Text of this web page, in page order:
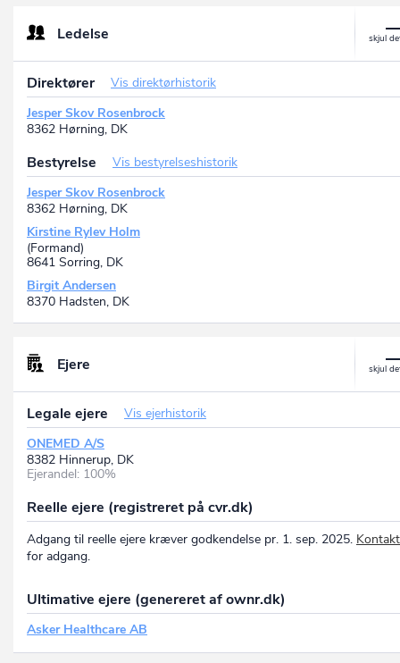
Ledelse
Direktører
Vis direktørhistorik
Jesper Skov Rosenbrock
8362 Hørning, DK
Bestyrelse
Vis bestyrelseshistorik
Jesper Skov Rosenbrock
8362 Hørning, DK
Kirstine Rylev Holm
(Formand)
8641 Sorring, DK
Birgit Andersen
8370 Hadsten, DK
Ejere
Legale ejere
Vis ejerhistorik
ONEMED A/S
8382 Hinnerup, DK
Ejerandel: 100%
Reelle ejere (registreret på cvr.dk)
Adgang til reelle ejere kræver godkendelse pr. 1. sep. 2025.
for adgang.
Ultimative ejere (genereret af ownr.dk)
Asker Healthcare AB